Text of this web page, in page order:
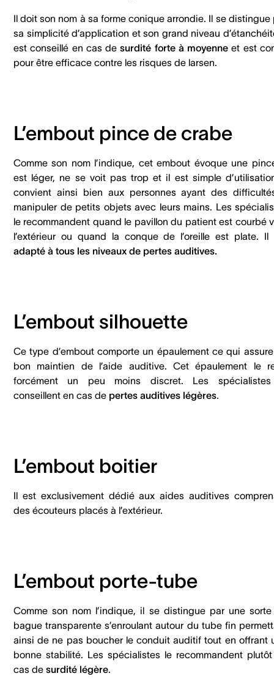
Il doit son nom à sa forme conique arrondie. Il se distingue
sa simplicité d’application et son grand niveau
est conseillé en cas desurdité forte à moyenne et est
pour être efficace contre les risques de larsen.
L’embout pince de crabe
Comme son nom l’indique, cet embout évoque une
est léger, ne se voit pas trop et il est simple
convient ainsi bien aux personnes ayant des
manipuler de petits objets avec leurs mains. Les
le recommandent quand le pavillon du patient est courbé
l’extérieur ou quand la conque de l’oreille est plate. Il
adapté à tous les niveaux de pertes auditives.
L’embout silhouette
Ce type d’embout comporte un épaulement ce qui
bon maintien de l’aide auditive. Cet épaulement le
forcément un peu moins discret. Les
conseillent en cas de pertes auditives légères.
L’embout boitier
Il est exclusivement dédié aux aides auditives
des écouteurs placés à l’extérieur.
L’embout porte-tube
Comme son nom l’indique, il se distingue par une
bague transparente s’enroulant autour du tube fin
ainsi de ne pas boucher le conduit auditif tout en offrant
bonne stabilité. Les spécialistes le recommandent
cas de surdité légère.